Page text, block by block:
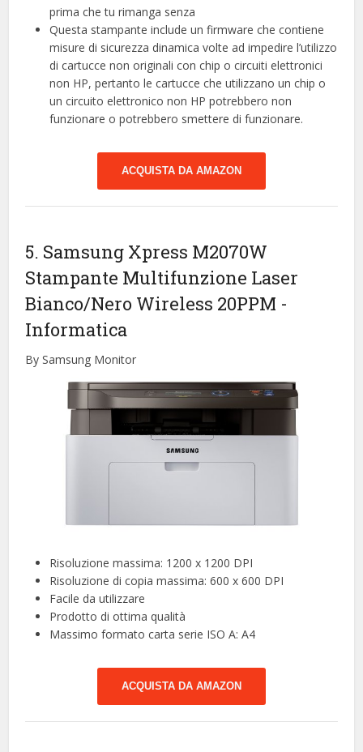
prima che tu rimanga senza
Questa stampante include un firmware che contiene
misure di sicurezza dinamica volte ad impedire l’utilizzo
di cartucce non originali con chip o circuiti elettronici
non HP, pertanto le cartucce che utilizzano un chip o
un circuito elettronico non HP potrebbero non
funzionare o potrebbero smettere di funzionare.
ACQUISTA DA AMAZON
5. Samsung Xpress M2070W
Stampante Multifunzione Laser
Bianco/Nero Wireless 20PPM -
Informatica
By Samsung Monitor
Risoluzione massima: 1200 x 1200 DPI
Risoluzione di copia massima: 600 x 600 DPI
Facile da utilizzare
Prodotto di ottima qualità
Massimo formato carta serie ISO A: A4
ACQUISTA DA AMAZON